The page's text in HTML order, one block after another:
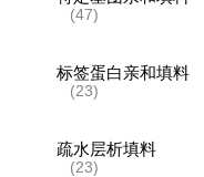
(47)
标签蛋白亲和填料
(23)
疏水层析填料
(23)